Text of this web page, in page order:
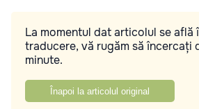
La momentul dat articolul se află
traducere, vă rugăm să încercați
minute.
Înapoi la articolul original